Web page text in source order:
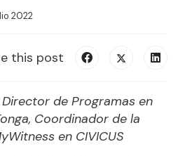
2022
this post
de Programas en
Coordinador de la
en CIVICUS